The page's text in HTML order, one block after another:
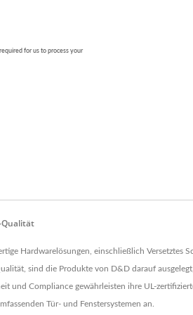
Qualität
Hardwarelösungen, einschließlich Versetztes
sind die Produkte von D&D darauf
und Compliance gewährleisten ihre UL-
Tür- und Fenstersystemen an.